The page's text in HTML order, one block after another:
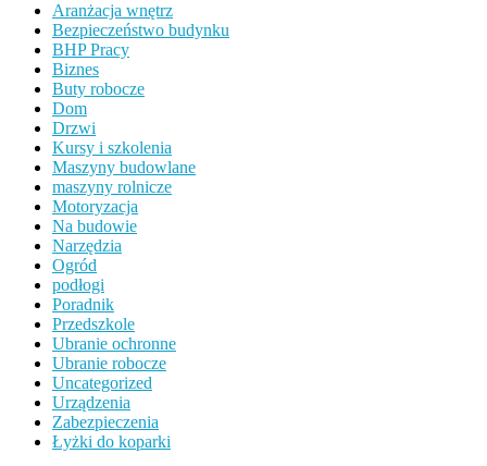
Aranżacja wnętrz
Bezpieczeństwo budynku
BHP Pracy
Biznes
Buty robocze
Dom
Drzwi
Kursy i szkolenia
Maszyny budowlane
maszyny rolnicze
Motoryzacja
Na budowie
Narzędzia
Ogród
podłogi
Poradnik
Przedszkole
Ubranie ochronne
Ubranie robocze
Uncategorized
Urządzenia
Zabezpieczenia
Łyżki do koparki